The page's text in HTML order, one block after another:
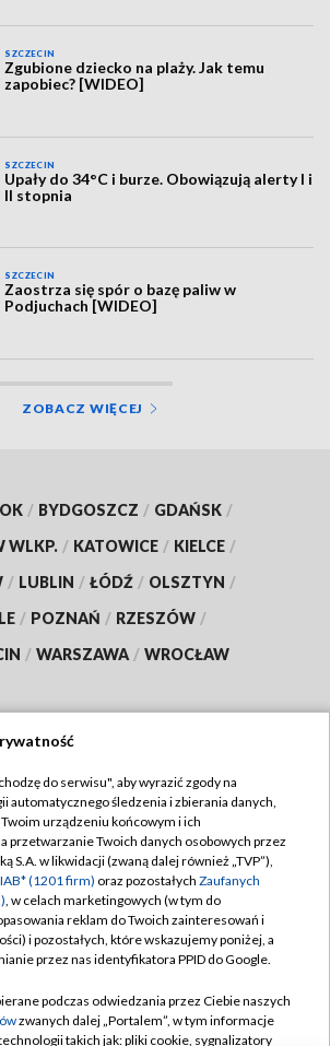
SZCZECIN
Zgubione dziecko na plaży. Jak temu
zapobiec? [WIDEO]
SZCZECIN
Upały do 34°C i burze. Obowiązują alerty I i
II stopnia
SZCZECIN
Zaostrza się spór o bazę paliw w
Podjuchach [WIDEO]
ZOBACZ WIĘCEJ
/ BYDGOSZCZ / GDAŃSK /
WLKP. / KATOWICE / KIELCE /
/ LUBLIN / ŁÓDŹ / OLSZTYN /
/ POZNAŃ / RZESZÓW /
/ WARSZAWA / WROCŁAW
TVP
TVP
Cyfrowa
Regulamin TVP
Polityka prywatności
Moje zgody
Pomoc
Kontakt
do serwisu", aby wyrazić zgody na
automatycznego śledzenia i zbierania danych,
urządzeniu końcowym i ich
przetwarzanie Twoich danych osobowych przez
S.A. w likwidacji (zwaną dalej również „TVP”),
(1201 firm) oraz pozostałych Zaufanych
, w celach marketingowych (w tym do
reklam do Twoich zainteresowań i
i pozostałych, które wskazujemy poniżej, a
przez nas identyfikatora PPID do Google.
podczas odwiedzania przez Ciebie naszych
zwanych dalej „Portalem”, w tym informacje
takich jak: pliki cookie, sygnalizatory